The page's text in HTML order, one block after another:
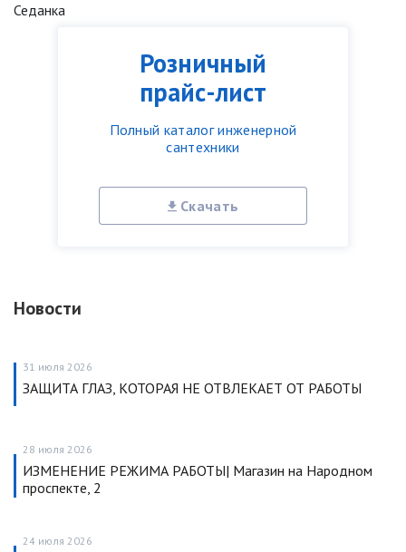
Розничный
прайс-лист
Полный каталог инженерной
сантехники
Скачать
Новости
31 июля 2026
ЗАЩИТА ГЛАЗ, КОТОРАЯ НЕ ОТВЛЕКАЕТ ОТ РАБОТЫ
28 июля 2026
ИЗМЕНЕНИЕ РЕЖИМА РАБОТЫ| Магазин на Народном
проспекте, 2
24 июля 2026
Седанка